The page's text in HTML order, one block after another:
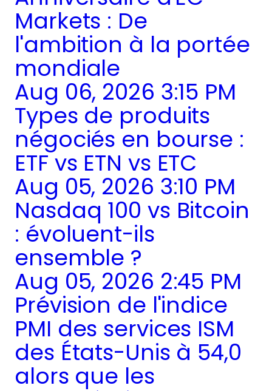
Markets : De
l'ambition à la portée
mondiale
Aug 06, 2026 3:15 PM
Types de produits
négociés en bourse :
ETF vs ETN vs ETC
Aug 05, 2026 3:10 PM
Nasdaq 100 vs Bitcoin
: évoluent-ils
ensemble ?
Aug 05, 2026 2:45 PM
Prévision de l'indice
PMI des services ISM
des États-Unis à 54,0
alors que les